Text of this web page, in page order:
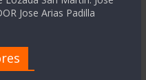
Jose Arias Padilla